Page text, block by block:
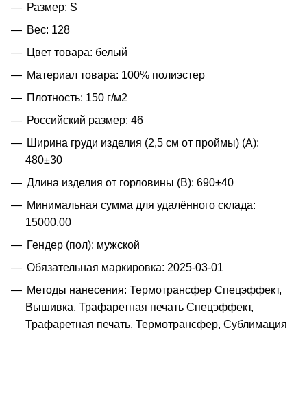
Размер: S
Вес: 128
Цвет товара: белый
Материал товара: 100% полиэстер
Плотность: 150 г/м2
Российский размер: 46
Ширина груди изделия (2,5 см от проймы) (A):
480±30
Длина изделия от горловины (B): 690±40
Минимальная сумма для удалённого склада:
15000,00
Гендер (пол): мужской
Обязательная маркировка: 2025-03-01
Методы нанесения: Термотрансфер Спецэффект,
Вышивка, Трафаретная печать Спецэффект,
Трафаретная печать, Термотрансфер, Сублимация